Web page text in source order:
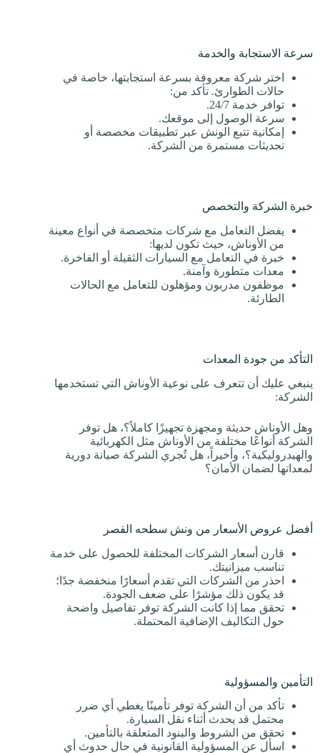
سرعة الاستجابة والخدمة
اختر شركة معروفة بسرعة استجابتها، خاصة في
حالات الطوارئ. تأكد من:
توافر خدمة 24/7.
سرعة الوصول إلى موقعك.
إمكانية تتبع الونش عبر تطبيقات مخصصة أو
تحديثات مستمرة من الشركة.
خبرة الشركة والتخصص
يفضل التعامل مع شركات متخصصة في أنواع معينة
من الأوناش، حيث تكون لديها:
خبرة في التعامل مع السيارات الثقيلة أو الفاخرة.
معدات متطورة وآمنة.
موظفون مدربون ومؤهلون للتعامل مع الحالات
الطارئة.
التأكد من جودة المعدات
ينبغي عليك أن تتعرف على نوعية الأوناش التي تستخدمها
الشركة:
وهل الأوناش حديثة ومجهزة تجهيزًا كاملاً؟، هل توفر
الشركة أنواعًا مختلفة من الأوناش مثل الكهربائية
والهيدروليكية؟، وأخيراً، هل تُجري الشركة صيانة دورية
لمعداتها لضمان الأمان؟
أفضل عروض الأسعار من ونش سطحه القصر
قارن أسعار الشركات المختلفة للحصول على خدمة
تناسب ميزانيتك.
احذر من الشركات التي تقدم أسعارًا منخفضة جدًا؛
قد يكون ذلك مؤشرًا على ضعف الجودة.
تحقق مما إذا كانت الشركة توفر تفاصيل واضحة
حول التكاليف الإضافية المحتملة.
التأمين والمسؤولية
تأكد من أن الشركة توفر تأمينًا يغطي أي ضرر
محتمل قد يحدث أثناء نقل السيارة.
تحقق من الشروط والبنود المتعلقة بالتأمين.
اسأل عن المسؤولية القانونية في حال حدوث أي